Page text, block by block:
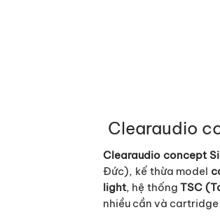
Clearaudio
Clearaudio concept
Đức), kế thừa model
light, hệ thốngTSC
nhiều cần và